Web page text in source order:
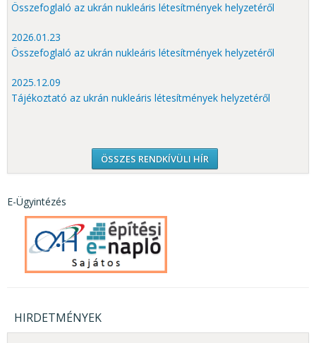
Összefoglaló az ukrán nukleáris létesítmények helyzetéről
2026.01.23
Összefoglaló az ukrán nukleáris létesítmények helyzetéről
2025.12.09
Tájékoztató az ukrán nukleáris létesítmények helyzetéről
ÖSSZES RENDKÍVÜLI HÍR
E-Ügyintézés
HIRDETMÉNYEK